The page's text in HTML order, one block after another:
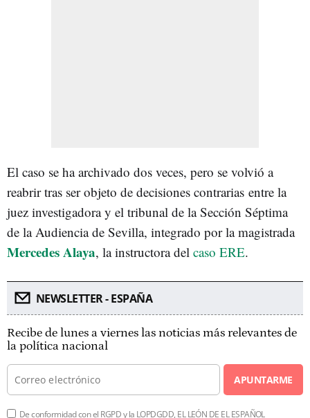
El caso se ha archivado dos veces, pero se volvió a
reabrir tras ser objeto de decisiones contrarias entre la
juez investigadora y el tribunal de la Sección Séptima
de la Audiencia de Sevilla, integrado por la magistrada
Mercedes Alaya, la instructora del caso ERE.
NEWSLETTER - ESPAÑA
Recibe de lunes a viernes las noticias más relevantes de
la política nacional
APUNTARME
De conformidad con el RGPD y la LOPDGDD, EL LEÓN DE EL ESPAÑOL